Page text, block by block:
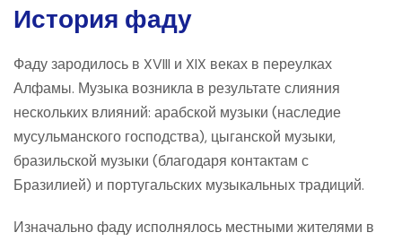
История фаду
Фаду зародилось в XVIII и XIX веках в переулках
Алфамы. Музыка возникла в результате слияния
нескольких влияний: арабской музыки (наследие
мусульманского господства), цыганской музыки,
бразильской музыки (благодаря контактам с
Бразилией) и португальских музыкальных традиций.
Изначально фаду исполнялось местными жителями в